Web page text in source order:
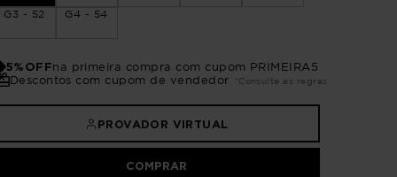
G3 - 52 G4 - 54
5%OFFna primeira compra com cupom PRIMEIRA5
Descontos com cupom de vendedor
*Consulte as regras
PROVADOR VIRTUAL
COMPRAR